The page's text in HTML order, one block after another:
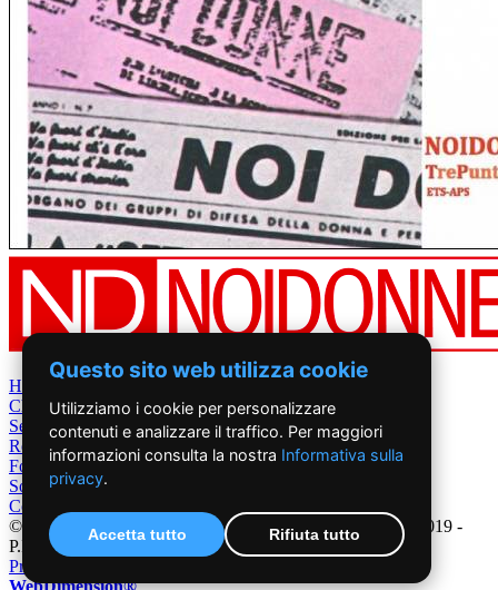
Home
Chi Siamo
Settimanale
Rete News
Foto&Video
Sostienici
Contatti
©2019 - NoiDonne - Iscrizione ROC n.33421 del 23 /09/ 2019 -
P.IVA 00878931005
Privacy Policy
Questo sito web utilizza cookie
Utilizziamo i cookie per personalizzare
contenuti e analizzare il traffico. Per maggiori
informazioni consulta la nostra Informativa sulla
privacy.
Accetta tutto Rifiuta tutto